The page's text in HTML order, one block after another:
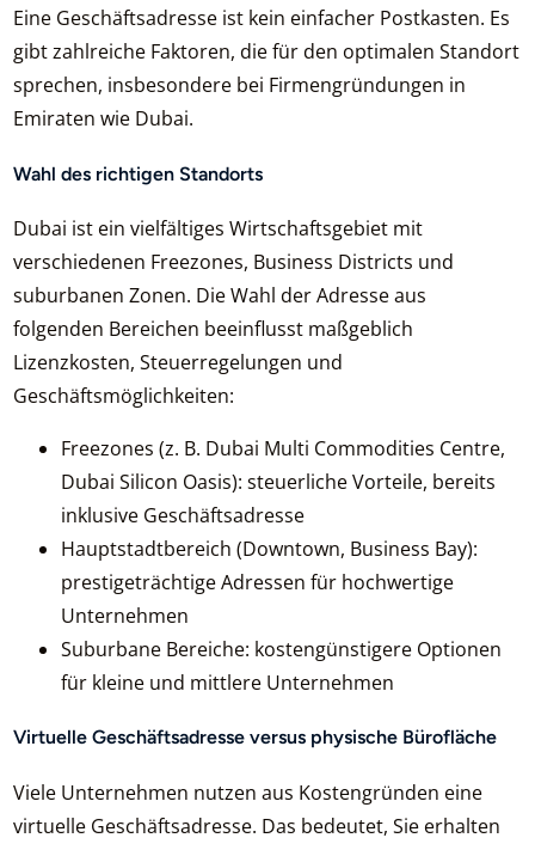
Eine Geschäftsadresse ist kein einfacher Postkasten. Es
gibt zahlreiche Faktoren, die für den optimalen Standort
sprechen, insbesondere bei Firmengründungen in
Emiraten wie Dubai.
Wahl des richtigen Standorts
Dubai ist ein vielfältiges Wirtschaftsgebiet mit
verschiedenen Freezones, Business Districts und
suburbanen Zonen. Die Wahl der Adresse aus
folgenden Bereichen beeinflusst maßgeblich
Lizenzkosten, Steuerregelungen und
Geschäftsmöglichkeiten:
Freezones (z. B. Dubai Multi Commodities Centre,
Dubai Silicon Oasis): steuerliche Vorteile, bereits
inklusive Geschäftsadresse
Hauptstadtbereich (Downtown, Business Bay):
prestigeträchtige Adressen für hochwertige
Unternehmen
Suburbane Bereiche: kostengünstigere Optionen
für kleine und mittlere Unternehmen
Virtuelle Geschäftsadresse versus physische Bürofläche
Viele Unternehmen nutzen aus Kostengründen eine
virtuelle Geschäftsadresse. Das bedeutet, Sie erhalten